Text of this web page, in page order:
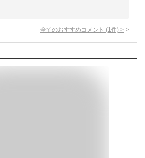
全てのおすすめコメント (1 件) >